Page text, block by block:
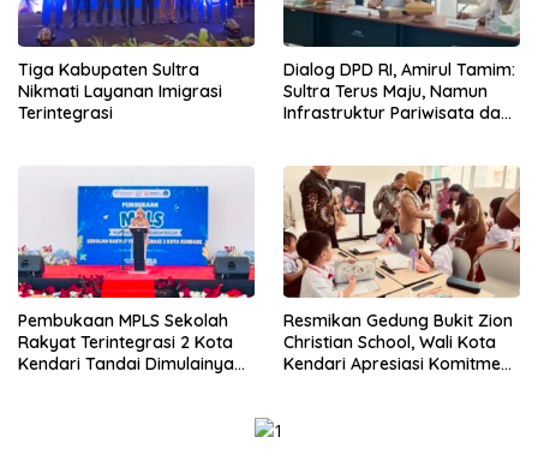
Tiga Kabupaten Sultra
Nikmati Layanan Imigrasi
Terintegrasi
Dialog DPD RI, Amirul Tamim:
Sultra Terus Maju, Namun
Infrastruktur Pariwisata dan
Pembukaan MPLS Sekolah
Rakyat Terintegrasi 2 Kota
Kendari Tandai Dimulainya
Resmikan Gedung Bukit Zion
Christian School, Wali Kota
Kendari Apresiasi Komitmen